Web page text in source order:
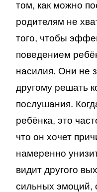
том, как можно
родителям не
того, чтобы
поведением
насилия. Они не
другому решать
послушания.
ребёнка, это
что он хочет
намеренно
видит другого
сильных эмоций,